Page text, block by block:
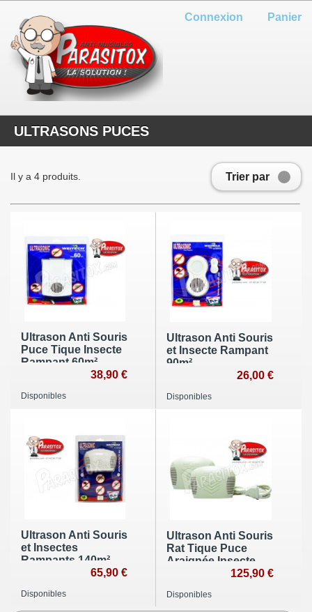
Panier
Connexion
ULTRASONS PUCES
Trier par
Il y a 4 produits.
Ultrason Anti Souris
Puce Tique Insecte
Rampant 60m²
38,90 €
Disponibles
Ultrason Anti Souris
et Insecte Rampant
90m²
26,00 €
Disponibles
Ultrason Anti Souris
et Insectes
Rampants 140m²
65,90 €
Disponibles
Ultrason Anti Souris
Rat Tique Puce
Araignée Insecte
Rampant 280m² lot
125,90 €
Disponibles